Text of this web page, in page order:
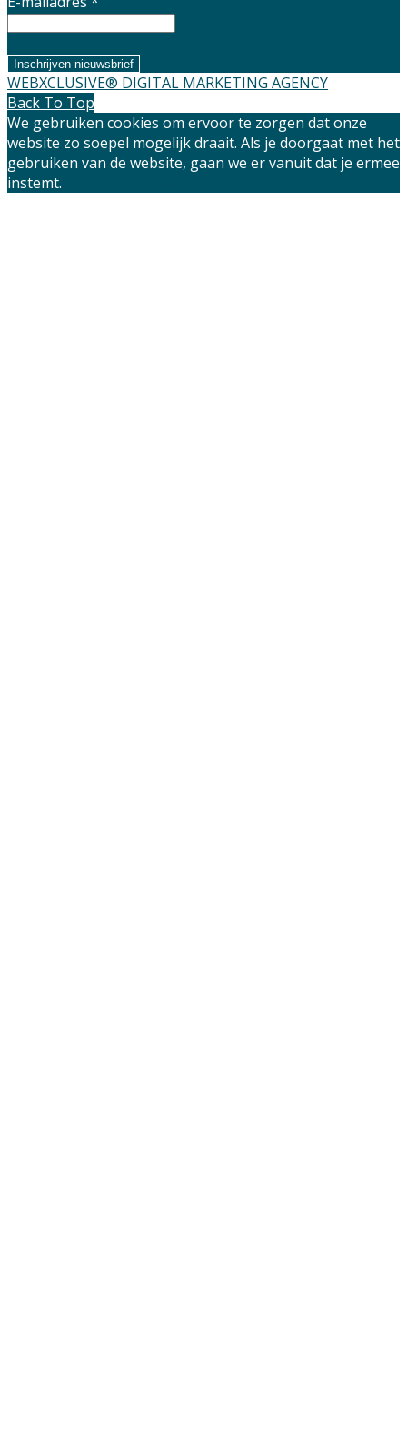
WEBXCLUSIVE® DIGITAL MARKETING AGENCY
Back To Top
We gebruiken cookies om ervoor te zorgen dat onze
website zo soepel mogelijk draait. Als je doorgaat met het
gebruiken van de website, gaan we er vanuit dat je ermee
instemt.